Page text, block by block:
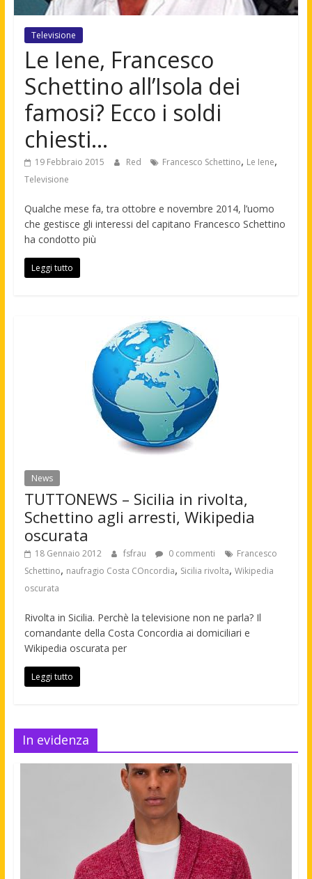
Televisione
Le Iene, Francesco
Schettino all’Isola dei
famosi? Ecco i soldi
chiesti…
19 Febbraio 2015 Red Francesco Schettino, Le Iene,
Televisione
Qualche mese fa, tra ottobre e novembre 2014, l’uomo
che gestisce gli interessi del capitano Francesco Schettino
ha condotto più
Leggi tutto
News
TUTTONEWS – Sicilia in rivolta,
Schettino agli arresti, Wikipedia
oscurata
18 Gennaio 2012 fsfrau 0 commenti
Francesco
Schettino, naufragio Costa COncordia, Sicilia rivolta, Wikipedia
oscurata
Rivolta in Sicilia. Perchè la televisione non ne parla? Il
comandante della Costa Concordia ai domiciliari e
Wikipedia oscurata per
Leggi tutto
In evidenza